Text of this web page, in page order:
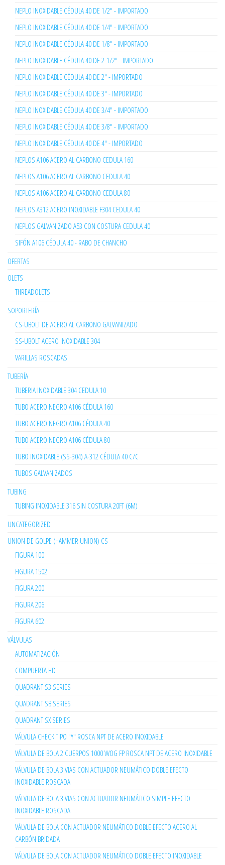
NEPLO INOXIDABLE CÉDULA 40 DE 1/2" - IMPORTADO
NEPLO INOXIDABLE CÉDULA 40 DE 1/4" - IMPORTADO
NEPLO INOXIDABLE CÉDULA 40 DE 1/8" - IMPORTADO
NEPLO INOXIDABLE CÉDULA 40 DE 2-1/2" - IMPORTADO
NEPLO INOXIDABLE CÉDULA 40 DE 2" - IMPORTADO
NEPLO INOXIDABLE CÉDULA 40 DE 3" - IMPORTADO
NEPLO INOXIDABLE CÉDULA 40 DE 3/4" - IMPORTADO
NEPLO INOXIDABLE CÉDULA 40 DE 3/8" - IMPORTADO
NEPLO INOXIDABLE CÉDULA 40 DE 4" - IMPORTADO
NEPLOS A106 ACERO AL CARBONO CEDULA 160
NEPLOS A106 ACERO AL CARBONO CEDULA 40
NEPLOS A106 ACERO AL CARBONO CEDULA 80
NEPLOS A312 ACERO INOXIDABLE F304 CEDULA 40
NEPLOS GALVANIZADO A53 CON COSTURA CEDULA 40
SIFÓN A106 CÉDULA 40 - RABO DE CHANCHO
OFERTAS
OLETS
THREADOLETS
SOPORTERÍA
CS-UBOLT DE ACERO AL CARBONO GALVANIZADO
SS-UBOLT ACERO INOXIDABLE 304
VARILLAS ROSCADAS
TUBERÍA
TUBERIA INOXIDABLE 304 CEDULA 10
TUBO ACERO NEGRO A106 CÉDULA 160
TUBO ACERO NEGRO A106 CÉDULA 40
TUBO ACERO NEGRO A106 CÉDULA 80
TUBO INOXIDABLE (SS-304) A-312 CÉDULA 40 C/C
TUBOS GALVANIZADOS
TUBING
TUBING INOXIDABLE 316 SIN COSTURA 20FT (6M)
UNCATEGORIZED
UNION DE GOLPE (HAMMER UNION) CS
FIGURA 100
FIGURA 1502
FIGURA 200
FIGURA 206
FIGURA 602
VÁLVULAS
AUTOMATIZACIÓN
COMPUERTA HD
QUADRANT S3 SERIES
QUADRANT SB SERIES
QUADRANT SX SERIES
VÁLVULA CHECK TIPO "Y" ROSCA NPT DE ACERO INOXIDABLE
VÁLVULA DE BOLA 2 CUERPOS 1000 WOG FP ROSCA NPT DE ACERO INOXIDABLE
VÁLVULA DE BOLA 3 VIAS CON ACTUADOR NEUMÁTICO DOBLE EFECTO
INOXIDABLE ROSCADA
VÁLVULA DE BOLA 3 VIAS CON ACTUADOR NEUMÁTICO SIMPLE EFECTO
INOXIDABLE ROSCADA
VÁLVULA DE BOLA CON ACTUADOR NEUMÁTICO DOBLE EFECTO ACERO AL
CARBÓN BRIDADA
VÁLVULA DE BOLA CON ACTUADOR NEUMÁTICO DOBLE EFECTO INOXIDABLE